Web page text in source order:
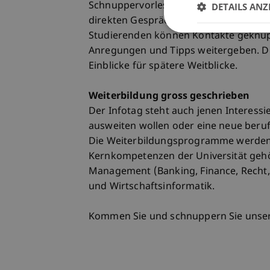
Schnuppervorlesungen. Individuelle
direkten Gesprächen mit den
Studierenden können Kontakte
Anregungen und Tipps weitergeben.
Einblicke für spätere Weitblicke.
Weiterbildung gross geschrieben
Der Infotag steht auch jenen
ausweiten wollen oder eine neue
Die Weiterbildungsprogramme
Kernkompetenzen der Universität
Management (Banking, Finance,
und Wirtschaftsinformatik.
Kommen Sie und schnuppern Sie
DETAILS